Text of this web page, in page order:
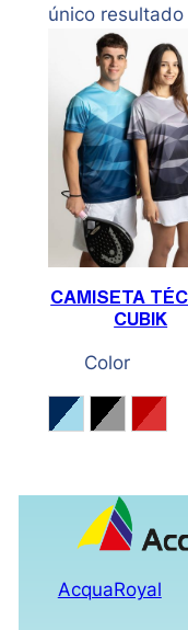
único resultado
CAMISETA
CUBIK
Color
Marino / Acqua
Negro /
AcquaRoyal